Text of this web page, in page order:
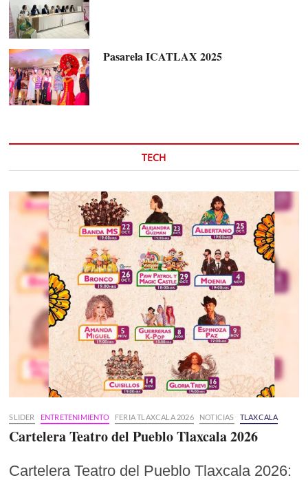
Pasarela ICATLAX 2025
TECH
SLIDER ENTRETENIMIENTO FERIA TLAXCALA 2026 NOTICIAS TLAXCALA
Cartelera Teatro del Pueblo Tlaxcala 2026
Cartelera Teatro del Pueblo Tlaxcala 2026: